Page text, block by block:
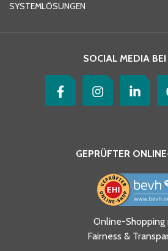
Ja, ich habe die
und akzeptiere
SYSTEMLÖSUNGEN
SOCIAL MEDIA
GEPRÜFTER
Online-Shopping
Fairness &